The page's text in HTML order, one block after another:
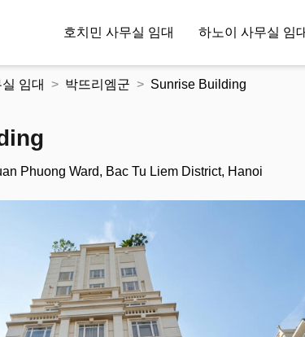
호치민 사무실 임대 하노이 사무실 임
임대 박뜨리엠군 Sunrise Building
Phuong Ward, Bac Tu Liem District, Hanoi